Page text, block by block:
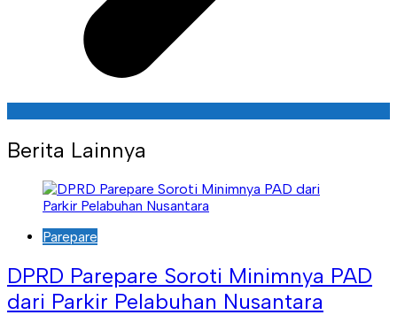
Berita Lainnya
Parepare
DPRD Parepare Soroti Minimnya PAD
dari Parkir Pelabuhan Nusantara